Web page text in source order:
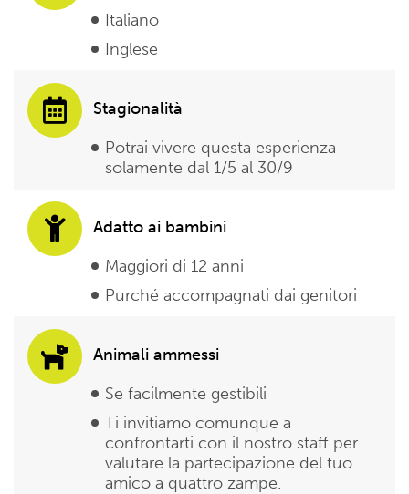
Italiano
Inglese
Stagionalità
Potrai vivere questa esperienza
solamente dal 1/5 al 30/9
Adatto ai bambini
Maggiori di 12 anni
Purché accompagnati dai genitori
Animali ammessi
Se facilmente gestibili
Ti invitiamo comunque a
confrontarti con il nostro staff per
valutare la partecipazione del tuo
amico a quattro zampe.